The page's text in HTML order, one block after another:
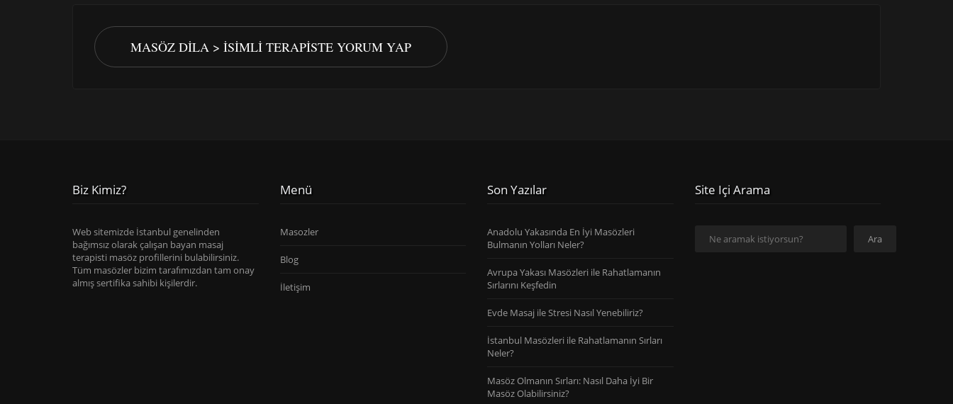
MASÖZ DILA > İSIMLI TERAPISTE YORUM YAP
Biz Kimiz?
Web sitemizde İstanbul genelinden
bağımsız olarak çalışan bayan masaj
terapisti masöz profillerini bulabilirsiniz.
Tüm masözler bizim tarafımızdan tam onay
almış sertifika sahibi kişilerdir.
Menü
Masozler
Blog
İletişim
Son Yazılar
Anadolu Yakasında En İyi Masözleri
Bulmanın Yolları Neler?
Avrupa Yakası Masözleri ile Rahatlamanın
Sırlarını Keşfedin
Evde Masaj ile Stresi Nasıl Yenebiliriz?
İstanbul Masözleri ile Rahatlamanın Sırları
Neler?
Masöz Olmanın Sırları: Nasıl Daha İyi Bir
Masöz Olabilirsiniz?
Site Içi Arama
Ara